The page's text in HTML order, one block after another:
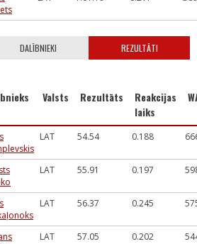
DALĪBNIEKI REZULTĀTI
Valsts Rezultāts
Reakcijas
laiks
LAT 54.54 0.188
LAT 55.91 0.197
LAT 56.37 0.245
LAT 57.05 0.202